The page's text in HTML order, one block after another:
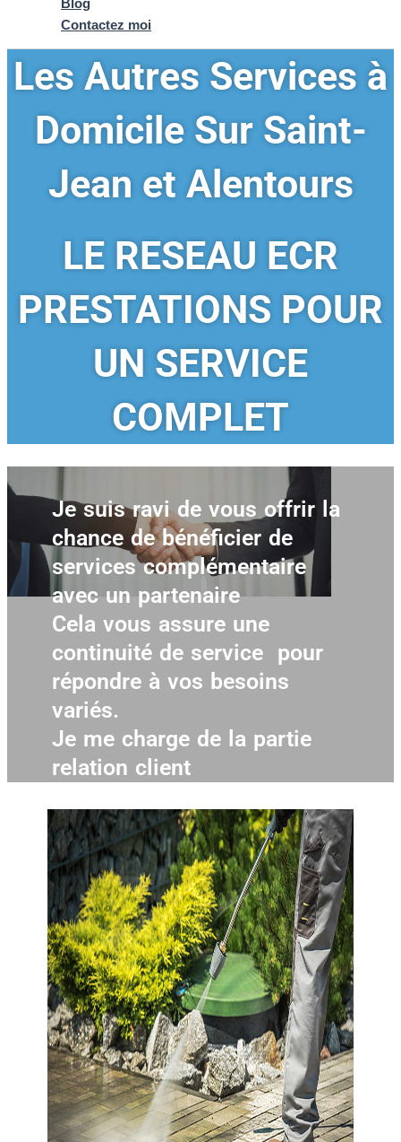
Blog
Contactez moi
Les Autres Services à
Domicile Sur Saint-
Jean et Alentours
LE RESEAU ECR
PRESTATIONS POUR
UN SERVICE
COMPLET
Je suis ravi de vous offrir la
chance de bénéficier de
services complémentaire
avec un partenaire
Cela vous assure une
continuité de service pour
répondre à vos besoins
variés.
Je me charge de la partie
relation client